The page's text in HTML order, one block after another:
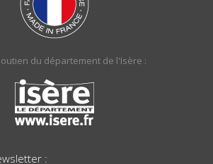
du département de l'Isère :
: